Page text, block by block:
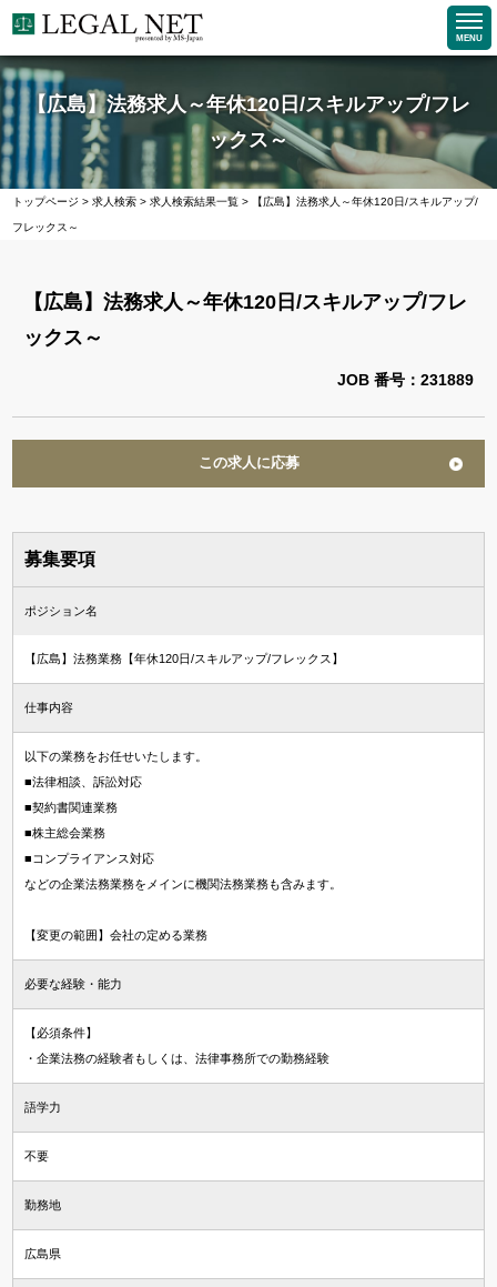
MENU
【広島】法務求人～年休120日/スキルアップ/フレ
ックス～
トップページ >求人検索 >求人検索結果一覧 > 【広島】法務求人～年休120日/スキルアップ/
フレックス～
【広島】法務求人～年休120日/スキルアップ/フレ
ックス～
JOB 番号：231889
この求人に応募
募集要項
ポジション名
【広島】法務業務【年休120日/スキルアップ/フレックス】
仕事内容
以下の業務をお任せいたします。
■法律相談、訴訟対応
■契約書関連業務
■株主総会業務
■コンプライアンス対応
などの企業法務業務をメインに機関法務業務も含みます。
【変更の範囲】会社の定める業務
必要な経験・能力
【必須条件】
・企業法務の経験者もしくは、法律事務所での勤務経験
語学力
不要
勤務地
広島県